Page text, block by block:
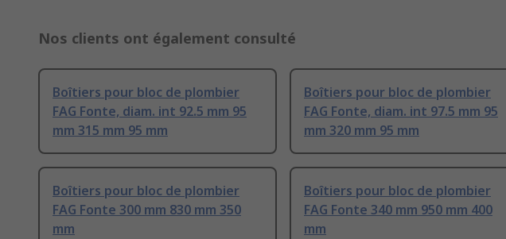
Nos clients ont également consulté
Boîtiers pour bloc de plombier
FAG Fonte, diam. int 92.5 mm 95
mm 315 mm 95 mm
Boîtiers pour bloc de plombier
FAG Fonte, diam. int 97.5 mm 95
mm 320 mm 95 mm
Boîtiers pour bloc de plombier
FAG Fonte 300 mm 830 mm 350
mm
Boîtiers pour bloc de plombier
FAG Fonte 340 mm 950 mm 400
mm